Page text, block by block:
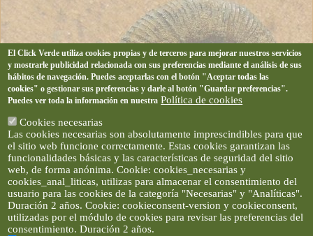
El Click Verde utiliza cookies propias y de terceros para mejorar nuestros servicios
y mostrarle publicidad relacionada con sus preferencias mediante el análisis de sus
hábitos de navegación. Puedes aceptarlas con el botón "Aceptar todas las
cookies" o gestionar sus preferencias y darle al botón "Guardar preferencias".
Puedes ver toda la información en nuestra Política de cookies
Cookies necesarias
Las cookies necesarias son absolutamente imprescindibles para que
el sitio web funcione correctamente. Estas cookies garantizan las
funcionalidades básicas y las características de seguridad del sitio
web, de forma anónima. Cookie: cookies_necesarias y
cookies_anal_liticas, utilizas para almacenar el consentimiento del
usuario para las cookies de la categoría "Necesarias" y "Analíticas".
Duración 2 años. Cookie: cookieconsent-version y cookieconsent,
utilizadas por el módulo de cookies para revisar las preferencias del
consentimiento. Duración 2 años.